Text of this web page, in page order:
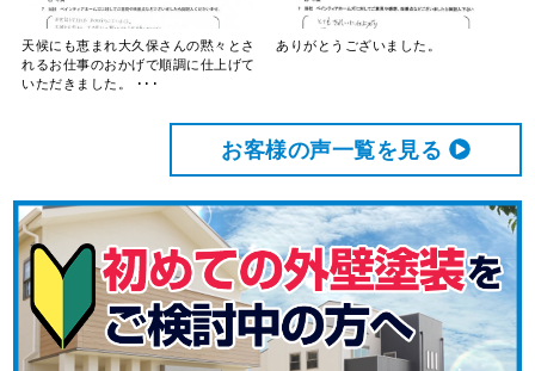
天候にも恵まれ大久保さんの黙々とさ
れるお仕事のおかげで順調に仕上げて
いただきました。 ･･･
ありがとうございました。
お客様の声⼀覧を⾒る